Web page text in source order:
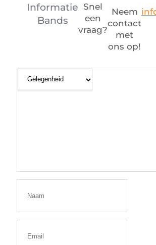
Informatie
Bands
Snel
een
vraag?
Neem
contact
met
ons op!